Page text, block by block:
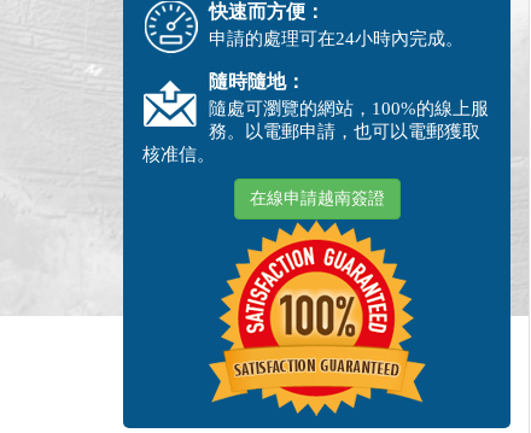
快速而方便：
申請的處理可在24小時內完成。
隨時隨地：
隨處可瀏覽的網站，100%的線上服
務。以電郵申請，也可以電郵獲取
核准信。
在線申請越南簽證